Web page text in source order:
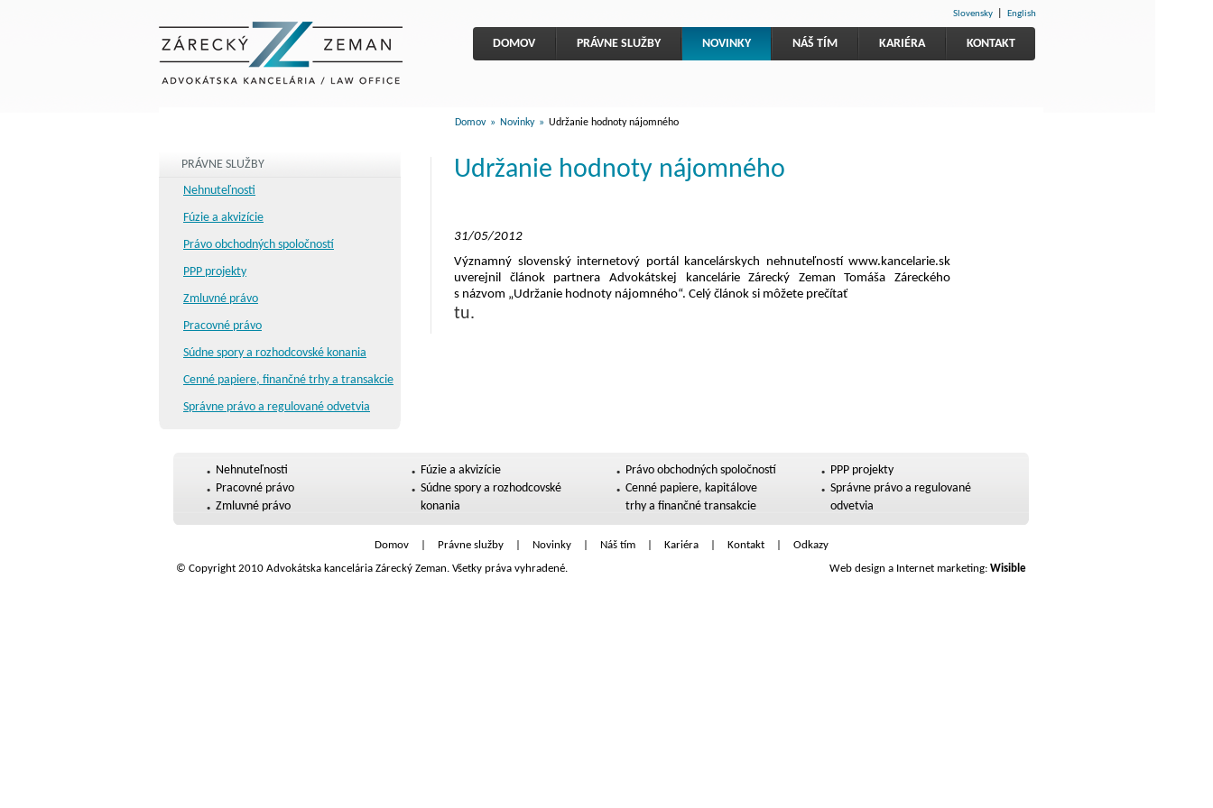
Slovensky English
DOMOV PRÁVNE SLUŽBY NOVINKY NÁŠ TÍM KARIÉRA KONTAKT
PRÁVNE SLUŽBY
Nehnuteľnosti
Fúzie a akvizície
Právo obchodných spoločností
PPP projekty
Zmluvné právo
Pracovné právo
Súdne spory a rozhodcovské konania
Cenné papiere, finančné trhy a transakcie
Správne právo a regulované odvetvia
Domov » Novinky » Udržanie hodnoty nájomného
Udržanie hodnoty nájomného
31/05/2012
Významný slovenský internetový portál kancelárskych nehnuteľností www.kancelarie.sk
uverejnil článok partnera Advokátskej kancelárie Zárecký Zeman Tomáša Záreckého
s názvom „Udržanie hodnoty nájomného“. Celý článok si môžete prečítať
tu.
Nehnuteľnosti
Pracovné právo
Zmluvné právo
Fúzie a akvizície
Súdne spory a rozhodcovské
konania
Právo obchodných spoločností
Cenné papiere, kapitálove
trhy a finančné transakcie
PPP projekty
Správne právo a regulované
odvetvia
Domov Právne služby Novinky Náš tím Kariéra Kontakt
Odkazy
© Copyright 2010 Advokátska kancelária Zárecký Zeman. Všetky práva vyhradené.
Web design a Internet marketing: Wisible